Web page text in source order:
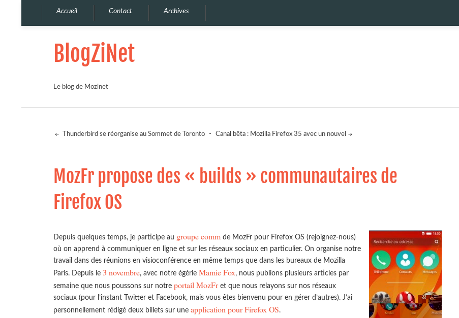
Accueil Contact Archives
BlogZiNet
Le blog de Mozinet
Thunderbird se réorganise au Sommet de Toronto - Canal bêta : Mozilla Firefox 35 avec un nouvel
MozFr propose des « builds » communautaires de
Firefox OS
Depuis quelques temps, je participe au groupe comm de MozFr pour Firefox OS (rejoignez-nous)
où on apprend à communiquer en ligne et sur les réseaux sociaux en particulier. On organise notre
travail dans des réunions en visioconférence en même temps que dans les bureaux de Mozilla
Paris. Depuis le 3 novembre, avec notre égérie Mamie Fox, nous publions plusieurs articles par
semaine que nous poussons sur notre portail MozFret que nous relayons sur nos réseaux
sociaux (pour l’instant Twitter et Facebook, mais vous êtes bienvenu pour en gérer d’autres). J’ai
personnellement rédigé deux billets sur une application pour Firefox OS.